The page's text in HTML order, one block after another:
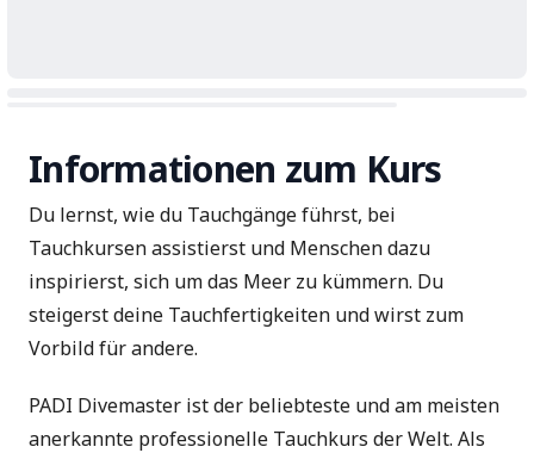
Informationen zum Kurs
Du lernst, wie du Tauchgänge führst, bei
Tauchkursen assistierst und Menschen dazu
inspirierst, sich um das Meer zu kümmern. Du
steigerst deine Tauchfertigkeiten und wirst zum
Vorbild für andere.
PADI Divemaster ist der beliebteste und am meisten
anerkannte professionelle Tauchkurs der Welt. Als